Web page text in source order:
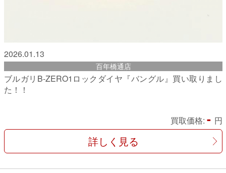
2026.01.13
百年橋通店
ブルガリB-ZERO1ロックダイヤ『バングル』買い取りまし
た！！
買取価格: - 円
詳しく見る